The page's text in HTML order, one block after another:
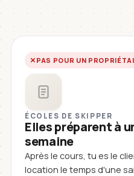
PAS POUR UN
ÉCOLES DE SKIPPER
Elles préparent à
semaine
Après le cours, tu es le
location le temps d'une